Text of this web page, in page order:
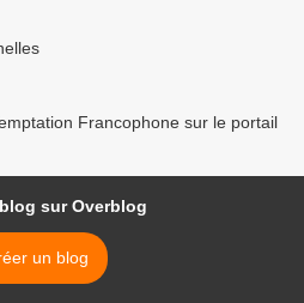
Francophone sur le portail
sur Overblog
un blog